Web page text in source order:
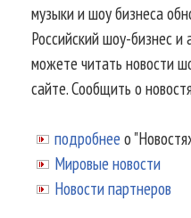
музыки и шоу бизнеса
Российский шоу-бизнес
можете читать новости
сайте. Сообщить о
подробнее о
Мировые новости
Новости партнеров